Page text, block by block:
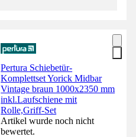
Pertura Schiebetür-
Komplettset Yorick Midbar
Vintage braun 1000x2350 mm
inkl.Laufschiene mit
Rolle,Griff-Set
Artikel wurde noch nicht
bewertet.